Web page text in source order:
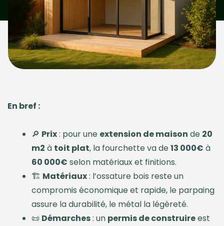
En bref :
🔎 Prix: pour une extension de maison de 20
m2 à toit plat, la fourchette va de13 000€ à
60 000€ selon matériaux et finitions.
🏗️ Matériaux: l’ossature bois reste un
compromis économique et rapide, le parpaing
assure la durabilité, le métal la légèreté.
📜 Démarches: un permis de construireest